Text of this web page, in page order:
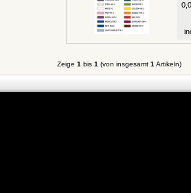
Zeige 1 bis 1 (von insgesamt 1 Artikeln)